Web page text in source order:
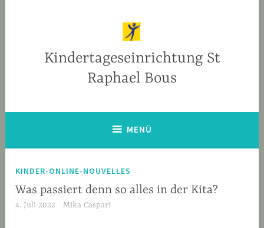
Kindertageseinrichtung St
Raphael Bous
MENÜ
KINDER-ONLINE-NOUVELLES
Was passiert denn so alles in der Kita?
4. Juli 2022 Mika Caspari